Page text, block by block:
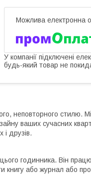
У компанії підключені
будь-який товар не
неповторного стилю.
ваших сучасних
і друзів.
годинника. Він
книгу або журнал або